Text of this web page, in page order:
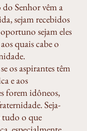
Senhor vêm a
sejam recebidos
sejam eles
quais cabe o
os aspirantes têm
e aos
forem idôneos,
Seja-
tudo o que